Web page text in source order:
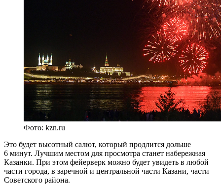
Фото: kzn.ru
Это будет высотный салют, который продлится дольше
6 минут. Лучшим местом для просмотра станет набережная
Казанки. При этом фейерверк можно будет увидеть в любой
части города, в заречной и центральной части Казани, части
Советского района.